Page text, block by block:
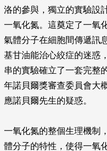
洛的參與，獨立的實驗設
一氧化氮。這奠定了一氧
氣體分子在細胞間傳遞訊
基甘油能治心絞症的迷惑
串的實驗確立了一套完整
年諾貝爾獎審查委員會大
應諾貝爾先生的疑惑。
一氧化氮的整個生理機制
體分子的特性，使得一氧